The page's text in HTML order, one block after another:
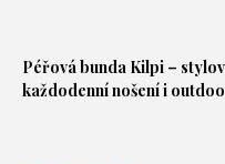
Péřová bunda Kilpi –
každodenní nošení i